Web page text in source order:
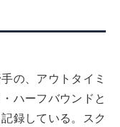
の、アウトタイミ
ハーフバウンドと
録している。スク